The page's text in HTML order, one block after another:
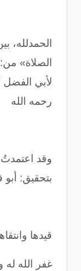
الصلاة»
لأبي
رحمه الله
وقد
بتحقيق: أبو
قيدها
غفر الله له